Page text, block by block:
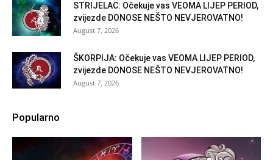
STRIJELAC: Očekuje vas VEOMA LIJEP PERIOD,
zvijezde DONOSE NEŠTO NEVJEROVATNO!
August 7, 2026
ŠKORPIJA: Očekuje vas VEOMA LIJEP PERIOD,
zvijezde DONOSE NEŠTO NEVJEROVATNO!
August 7, 2026
Popularno